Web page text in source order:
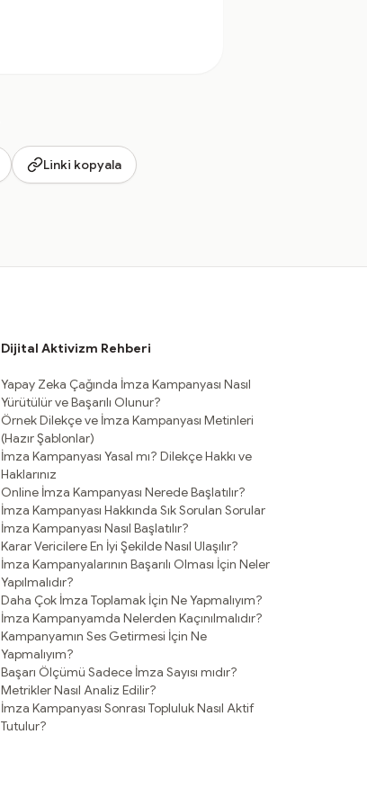
Linki kopyala
Dijital Aktivizm Rehberi
Yapay Zeka Çağında İmza Kampanyası Nasıl
Yürütülür ve Başarılı Olunur?
Örnek Dilekçe ve İmza Kampanyası Metinleri
(Hazır Şablonlar)
İmza Kampanyası Yasal mı? Dilekçe Hakkı ve
Haklarınız
Online İmza Kampanyası Nerede Başlatılır?
İmza Kampanyası Hakkında Sık Sorulan Sorular
İmza Kampanyası Nasıl Başlatılır?
Karar Vericilere En İyi Şekilde Nasıl Ulaşılır?
İmza Kampanyalarının Başarılı Olması İçin Neler
Yapılmalıdır?
Daha Çok İmza Toplamak İçin Ne Yapmalıyım?
İmza Kampanyamda Nelerden Kaçınılmalıdır?
Kampanyamın Ses Getirmesi İçin Ne
Yapmalıyım?
Başarı Ölçümü Sadece İmza Sayısı mıdır?
Metrikler Nasıl Analiz Edilir?
İmza Kampanyası Sonrası Topluluk Nasıl Aktif
Tutulur?